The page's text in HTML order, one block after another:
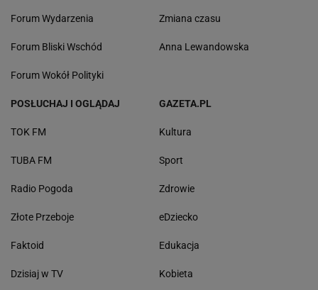
Forum Wydarzenia
Forum Bliski Wschód
Forum Wokół Polityki
Zmiana czasu
Anna Lewandowska
POSŁUCHAJ I OGLĄDAJ
TOK FM
TUBA FM
Radio Pogoda
Złote Przeboje
Faktoid
Dzisiaj w TV
GAZETA.PL
Kultura
Sport
Zdrowie
eDziecko
Edukacja
Kobieta